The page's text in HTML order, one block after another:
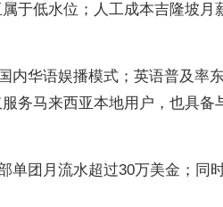
于低水位；人工成本吉隆坡月
内华语娱播模式；英语普及率
务马来西亚本地用户，也具备
单团月流水超过30万美金；同